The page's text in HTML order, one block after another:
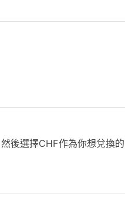
後選擇CHF作為你想兌換的